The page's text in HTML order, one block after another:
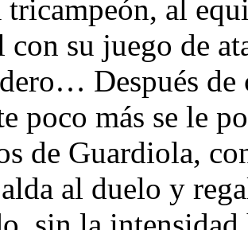
tricampeón, al
su juego de
Después
poco más se le
de Guardiola,
al duelo y